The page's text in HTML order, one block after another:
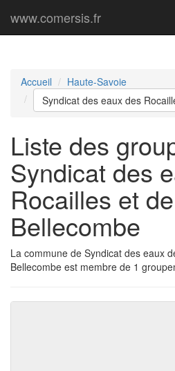
www.comersis.fr
Accueil
Haute-Savoie
Syndicat des eaux des
Liste des
Syndicat des
Rocailles et de
Bellecombe
La commune de Syndicat des eaux
Bellecombe est membre de 1